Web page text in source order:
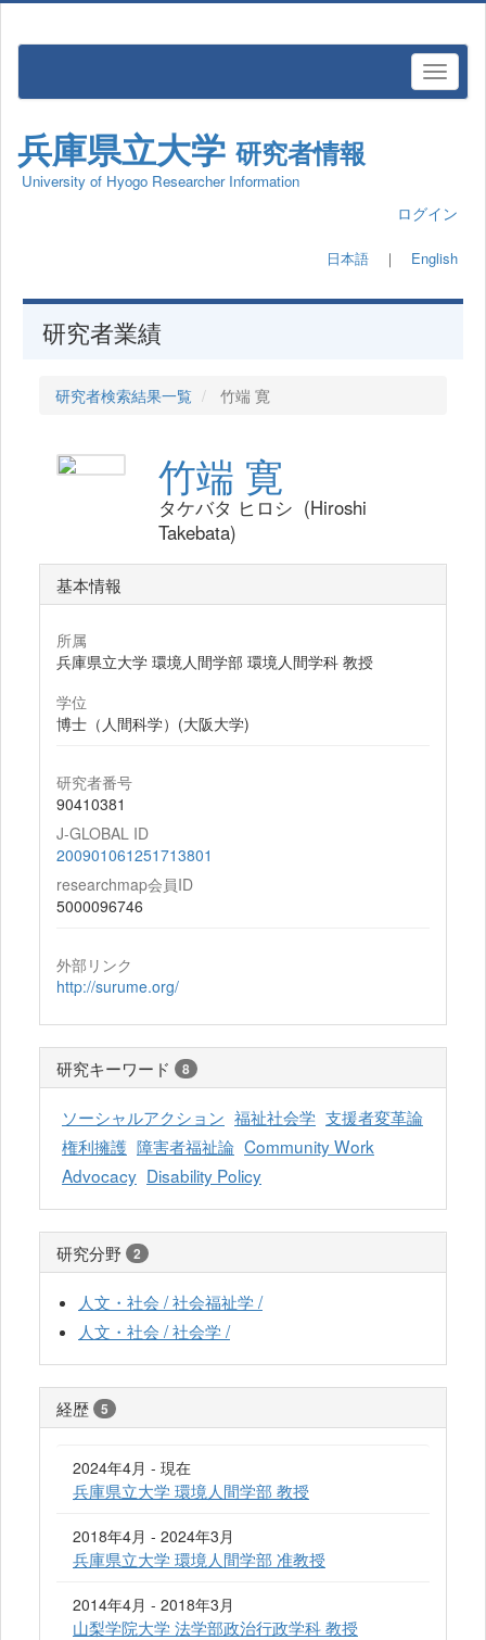
兵庫県立大学 研究者情報
University of Hyogo Researcher Information
ログイン
日本語 ｜ English
研究者業績
研究者検索結果一覧 竹端 寛
竹端 寛
タケバタ ヒロシ (Hiroshi
Takebata)
基本情報
所属
兵庫県立大学 環境人間学部 環境人間学科 教授
学位
博士（人間科学）(大阪大学)
研究者番号
90410381
J-GLOBAL ID
200901061251713801
researchmap会員ID
5000096746
外部リンク
http://surume.org/
研究キーワード 8
ソーシャルアクション 福祉社会学 支援者変革論
権利擁護 障害者福祉論 Community Work
Advocacy Disability Policy
研究分野 2
人文・社会 / 社会福祉学 /
人文・社会 / 社会学 /
経歴 5
2024年4月 - 現在
兵庫県立大学 環境人間学部 教授
2018年4月 - 2024年3月
兵庫県立大学 環境人間学部 准教授
2014年4月 - 2018年3月
山梨学院大学 法学部政治行政学科 教授